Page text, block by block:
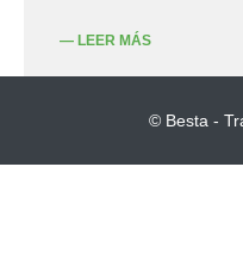
— LEER MÁS
© Besta -